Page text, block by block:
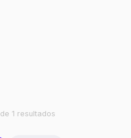
1 resultados